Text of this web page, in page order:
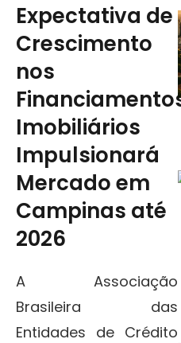
Expectativa de
Crescimento
nos
Imobiliários
Impulsionará
Mercado em
Campinas até
2026
A Associação
Brasileira das
Entidades de Crédito